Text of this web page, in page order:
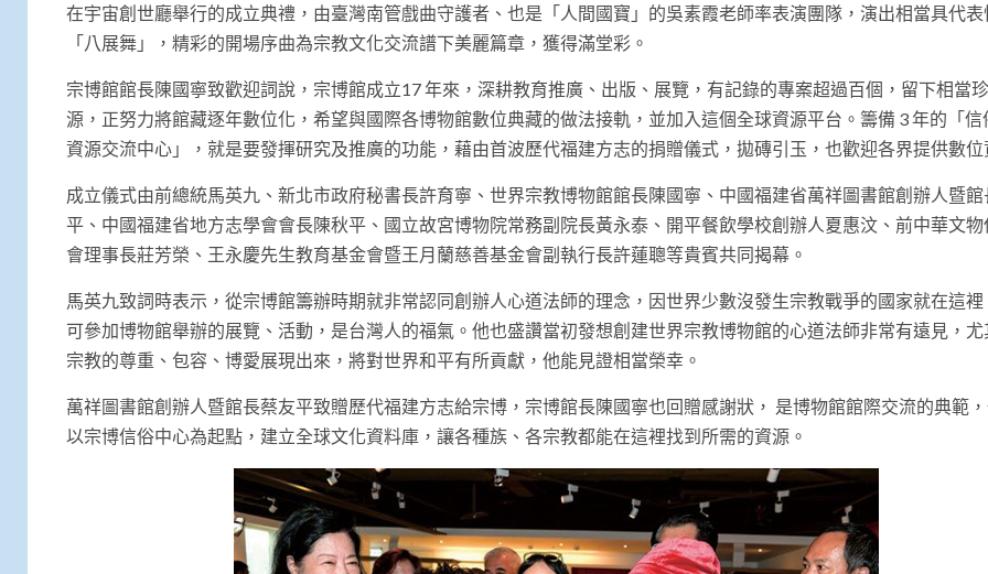
在宇宙創世廳舉行的成立典禮，由臺灣南管戲曲守護者、也是「人間國寶」的吳素霞老師率表演團隊，演出相當具代表
「八展舞」，精彩的開場序曲為宗教文化交流譜下美麗篇章，獲得滿堂彩。
宗博館館長陳國寧致歡迎詞說，宗博館成立17 年來，深耕教育推廣、出版、展覽，有記錄的專案超過百個，留下相當
源，正努力將館藏逐年數位化，希望與國際各博物館數位典藏的做法接軌，並加入這個全球資源平台。籌備 3 年的「信
資源交流中心」，就是要發揮研究及推廣的功能，藉由首波歷代福建方志的捐贈儀式，拋磚引玉，也歡迎各界提供數位
成立儀式由前總統馬英九、新北市政府秘書長許育寧、世界宗教博物館館長陳國寧、中國福建省萬祥圖書館創辦人暨
平、中國福建省地方志學會會長陳秋平、國立故宮博物院常務副院長黃永泰、開平餐飲學校創辦人夏惠汶、前中華文物
會理事長莊芳榮、王永慶先生教育基金會暨王月蘭慈善基金會副執行長許蓮聰等貴賓共同揭幕。
馬英九致詞時表示，從宗博館籌辦時期就非常認同創辦人心道法師的理念，因世界少數沒發生宗教戰爭的國家就在這
可參加博物館舉辦的展覽、活動，是台灣人的福氣。他也盛讚當初發想創建世界宗教博物館的心道法師非常有遠見，
宗教的尊重、包容、博愛展現出來，將對世界和平有所貢獻，他能見證相當榮幸。
萬祥圖書館創辦人暨館長蔡友平致贈歷代福建方志給宗博，宗博館長陳國寧也回贈感謝狀， 是博物館館際交流的典範
以宗博信俗中心為起點，建立全球文化資料庫，讓各種族、各宗教都能在這裡找到所需的資源。